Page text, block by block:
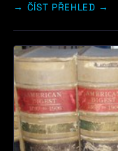
ČÍST PŘEHLED →